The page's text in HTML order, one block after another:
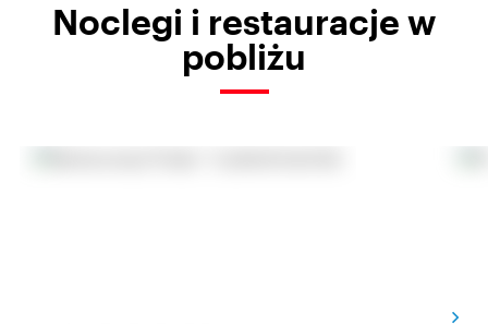
Noclegi i restauracje w
pobliżu